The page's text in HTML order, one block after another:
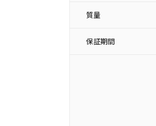
質量
保証期間